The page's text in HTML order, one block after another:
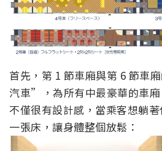
首先，第 1 節車廂與第 6 節車
汽車”，為所有中最豪華的車
不僅很有設計感，當乘客想躺
一張床，讓身體整個放鬆：